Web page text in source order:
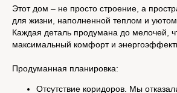
Этот дом – не просто строение, а
для жизни, наполненной теплом и уютом.
Каждая деталь продумана до мелочей,
максимальный комфорт и
Продуманная планировка:
Отсутствие коридоров. Мы
Каким Вы